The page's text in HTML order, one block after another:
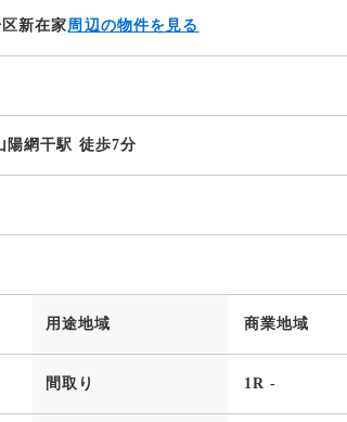
新在家周辺の物件を見る
陽網干駅 徒歩7分
用途地域 商業地域
間取り 1R -